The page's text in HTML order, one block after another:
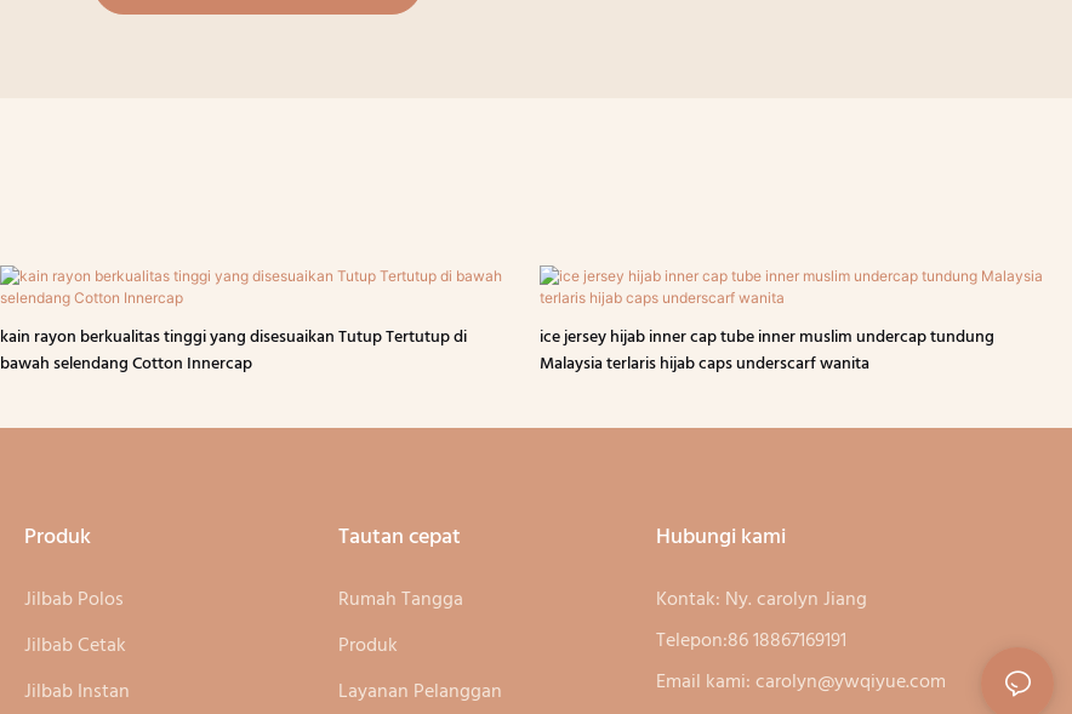
kain rayon berkualitas tinggi yang disesuaikan Tutup Tertutup di
bawah selendang Cotton Innercap
ice jersey hijab inner cap tube inner muslim undercap tundung
Malaysia terlaris hijab caps underscarf wanita
Produk
Jilbab Polos
Jilbab Cetak
Jilbab Instan
Tautan cepat
Rumah Tangga
Produk
Layanan Pelanggan
Hubungi kami
Kontak: Ny. carolyn Jiang
Telepon:86 18867169191
Email kami:carolyn@ywqiyue.com